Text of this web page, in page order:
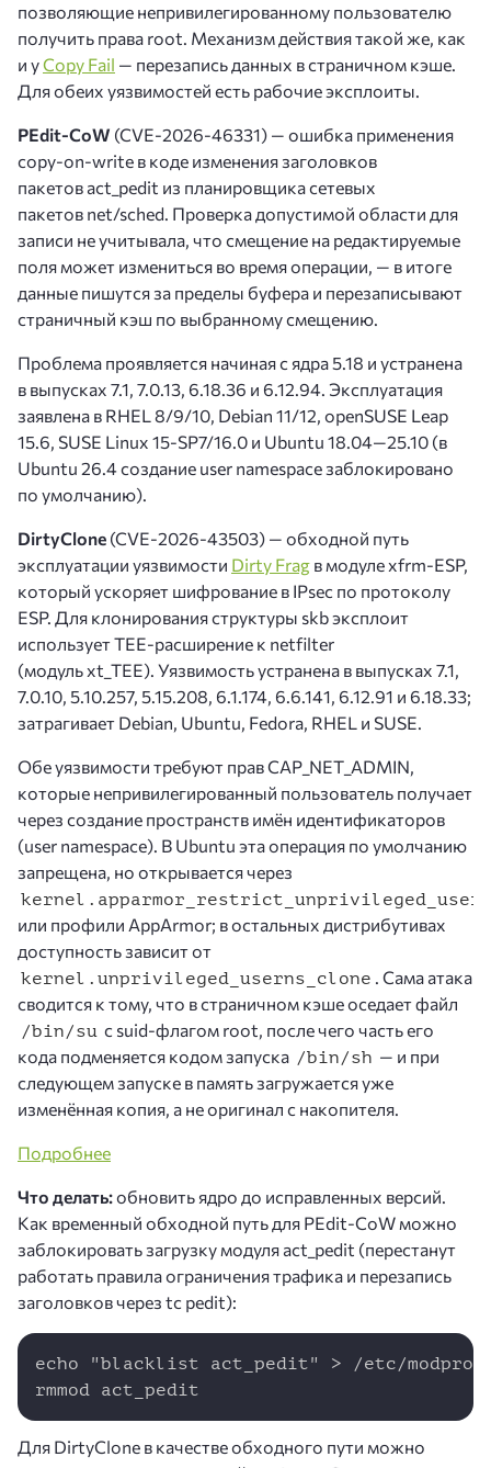
позволяющие непривилегированному пользователю
получить права root. Механизм действия такой же, как
и уCopy Fail — перезапись данных в страничном кэше.
Для обеих уязвимостей есть рабочие эксплоиты.
PEdit-CoW (CVE-2026-46331) — ошибка применения
copy-on-write в коде изменения заголовков
пакетов act_pedit из планировщика сетевых
пакетов net/sched. Проверка допустимой области для
записи не учитывала, что смещение на редактируемые
поля может измениться во время операции, — в итоге
данные пишутся за пределы буфера и перезаписывают
страничный кэш по выбранному смещению.
Проблема проявляется начиная с ядра 5.18 и устранена
в выпусках 7.1, 7.0.13, 6.18.36 и 6.12.94. Эксплуатация
заявлена в RHEL 8/9/10, Debian 11/12, openSUSE Leap
15.6, SUSE Linux 15-SP7/16.0 и Ubuntu 18.04—25.10 (в
Ubuntu 26.4 создание user namespace заблокировано
по умолчанию).
DirtyClone (CVE-2026-43503) — обходной путь
эксплуатации уязвимости Dirty Frag в модуле xfrm-ESP,
который ускоряет шифрование в IPsec по протоколу
ESP. Для клонирования структуры skb эксплоит
использует TEE-расширение к netfilter
(модуль xt_TEE). Уязвимость устранена в выпусках 7.1,
7.0.10, 5.10.257, 5.15.208, 6.1.174, 6.6.141, 6.12.91 и 6.18.33;
затрагивает Debian, Ubuntu, Fedora, RHEL и SUSE.
Обе уязвимости требуют прав CAP_NET_ADMIN,
которые непривилегированный пользователь получает
через создание пространств имён идентификаторов
(user namespace). В Ubuntu эта операция по умолчанию
запрещена, но открывается через
или профили AppArmor; в остальных дистрибутивах
доступность зависит от
kernel.unprivileged_userns_clone . Сама атака
сводится к тому, что в страничном кэше оседает файл
/bin/su с suid-флагом root, после чего часть его
кода подменяется кодом запуска /bin/sh — и при
следующем запуске в память загружается уже
изменённая копия, а не оригинал с накопителя.
Подробнее
Что делать:обновить ядро до исправленных версий.
Как временный обходной путь для PEdit-CoW можно
заблокировать загрузку модуля act_pedit (перестанут
работать правила ограничения трафика и перезапись
заголовков через tc pedit):
echo "blacklist act_pedit" > /etc/
rmmod act_pedit
Для DirtyClone в качестве обходного пути можно